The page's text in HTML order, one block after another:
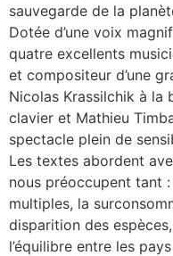
sauvegarde de la
Dotée d’une voix
quatre excellents
et compositeur d’une
Nicolas Krassilchik à la
clavier et Mathieu
spectacle plein de
Les textes abordent
nous préoccupent tant
multiples, la
disparition des
l’équilibre entre les